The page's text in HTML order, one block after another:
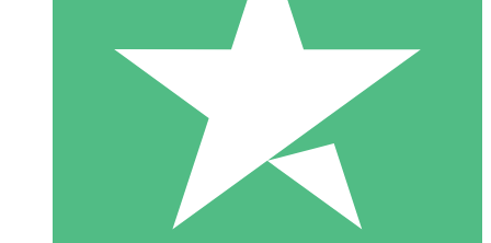
Betaal per gebruik met downloadtegoeden. Geen maandelijkse
1000